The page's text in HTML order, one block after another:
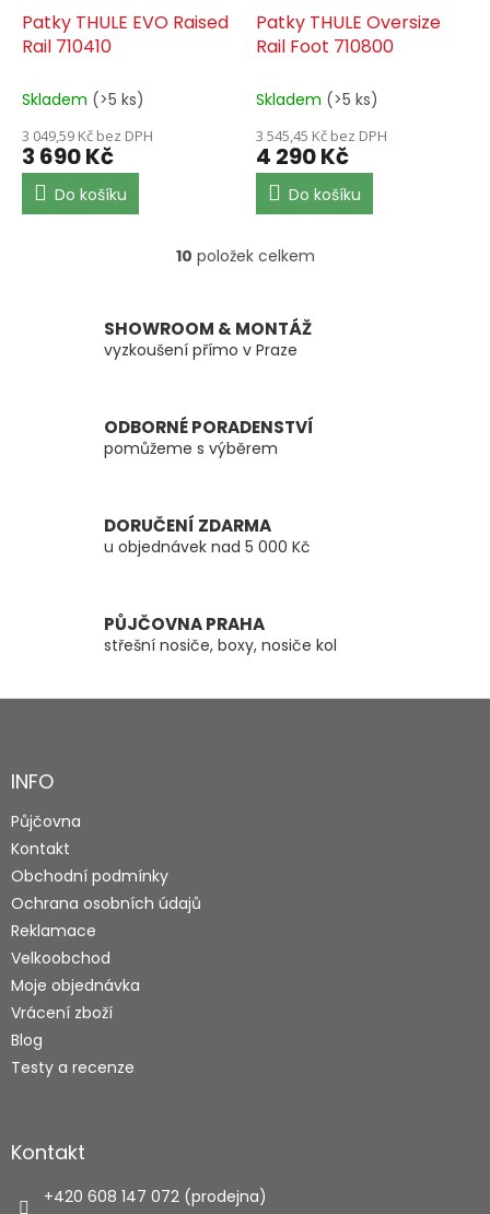
Patky THULE EVO Raised
Rail 710410
Skladem (>5 ks)
3 049,59 Kč bez DPH
3 690 Kč
Do košíku
Patky THULE Oversize
Rail Foot 710800
Skladem (>5 ks)
3 545,45 Kč bez DPH
4 290 Kč
Do košíku
O
á
d
p
r
y
v
ý
s
u
10 položek celkem
SHOWROOM & MONTÁŽ
vyzkoušení přímo v Praze
ODBORNÉ PORADENSTVÍ
pomůžeme s výběrem
DORUČENÍ ZDARMA
u objednávek nad 5 000 Kč
PŮJČOVNA PRAHA
střešní nosiče, boxy, nosiče kol
Z
aINFO
Půjčovna
Kontakt
Obchodní podmínky
Ochrana osobních údajů
Reklamace
Velkoobchod
Moje objednávka
Vrácení zboží
Blog
Testy a recenze
Kontakt
+420 608 147 072 (prodejna)